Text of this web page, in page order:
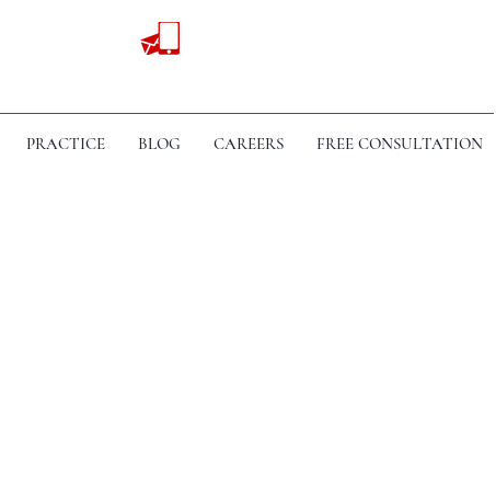
PRACTICE BLOG CAREERS FREE CONSULTATION